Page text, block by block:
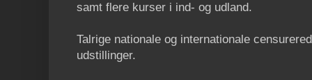
samt flere kurser i ind- og udland.
Talrige nationale og internationale
udstillinger.